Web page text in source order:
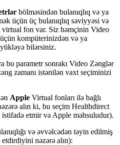
ər bölməsindən bulanıqlıq və ya
ək üçün üç bulanıqlıq səviyyəsi və
virtual fon var. Siz həmçinin Video
üçün kompüterinizdən və ya
yükləyə bilərsiniz.
bu parametr sonrakı Video Zənglər
əng zamanı istənilən vaxt seçiminizi
ən Apple Virtual fonları ilə bağlı
əzərə alın ki, bu seçim Healthdirect
istifadə etmir və Apple məhsuludur).
ıqlığı və əvvəlcədən təyin edilmiş
etdirdiyini nəzərə alın):